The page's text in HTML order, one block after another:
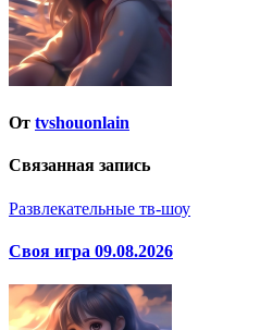
От tvshouonlain
Связанная запись
Развлекательные тв-шоу
Своя игра 09.08.2026